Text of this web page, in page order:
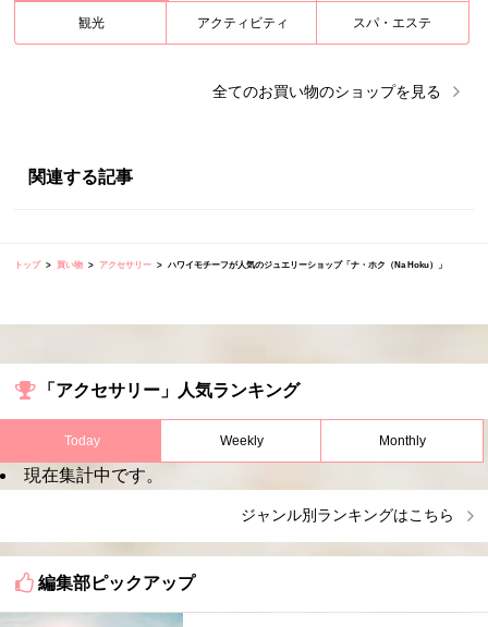
観光 アクティビティ スパ・エステ
全てのお買い物のショップを見る
関連する記事
トップ 買い物 アクセサリー ハワイモチーフが人気のジュエリーショップ「ナ・ホク（Na Hoku）」
「アクセサリー」人気ランキング
Today Weekly Monthly
現在集計中です。
ジャンル別ランキングはこちら
編集部ピックアップ